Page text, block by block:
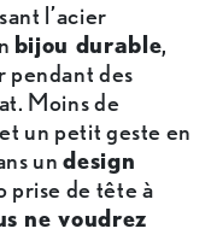
l’acier
bijou durable,
pendant des
Moins de
un petit geste en
undesign
prise de tête à
ne voudrez